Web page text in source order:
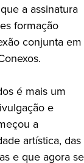
a assinatura
formação
conjunta em
é mais um
e
a
artística, das
e que agora se